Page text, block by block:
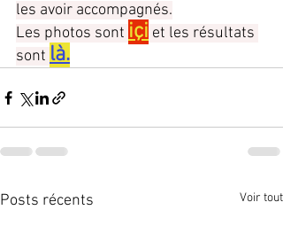
les avoir accompagnés.
Les photos sont içi et les résultats
sont là.
Posts récents Voir tout